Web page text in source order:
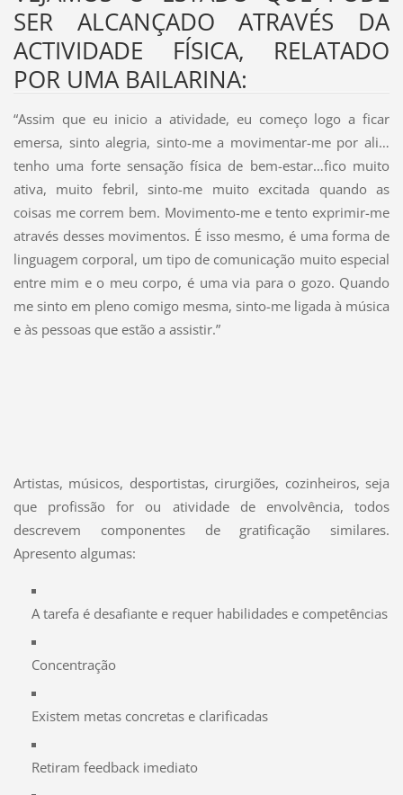
SER ALCANÇADO ATRAVÉS DA
ACTIVIDADE FÍSICA, RELATADO
POR UMA BAILARINA:
“Assim que eu inicio a atividade, eu começo logo a ficar
emersa, sinto alegria, sinto-me a movimentar-me por ali…
tenho uma forte sensação física de bem-estar…fico muito
ativa, muito febril, sinto-me muito excitada quando as
coisas me correm bem. Movimento-me e tento exprimir-me
através desses movimentos. É isso mesmo, é uma forma de
linguagem corporal, um tipo de comunicação muito especial
entre mim e o meu corpo, é uma via para o gozo. Quando
me sinto em pleno comigo mesma, sinto-me ligada à música
e às pessoas que estão a assistir.”
Artistas, músicos, desportistas, cirurgiões, cozinheiros, seja
que profissão for ou atividade de envolvência, todos
descrevem componentes de gratificação similares.
Apresento algumas:
A tarefa é desafiante e requer habilidades e competências
Concentração
Existem metas concretas e clarificadas
Retiram feedback imediato